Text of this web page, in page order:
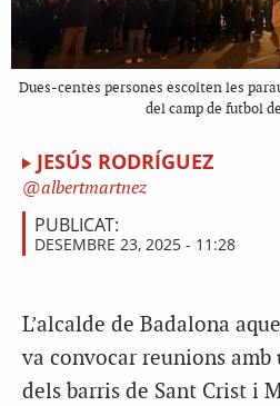
Dues-centes persones escolten les
del camp de futbol
JESÚS RODRÍGUEZ
albertmartnez
PUBLICAT:
DESEMBRE 23, 2025 - 11:28
L’alcalde de Badalona
va convocar reunions
dels barris de Sant Crist i